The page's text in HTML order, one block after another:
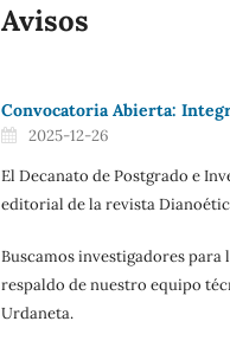
Avisos
Convocatoria Abierta:
2025-12-26
El Decanato de Postgrado e
editorial de la revista
Buscamos investigadores
respaldo de nuestro equipo
Urdaneta.